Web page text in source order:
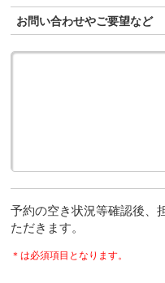
お問い合わせやご要望など
予約の空き状況等確認後、
ただきます。
＊は必須項目となります。